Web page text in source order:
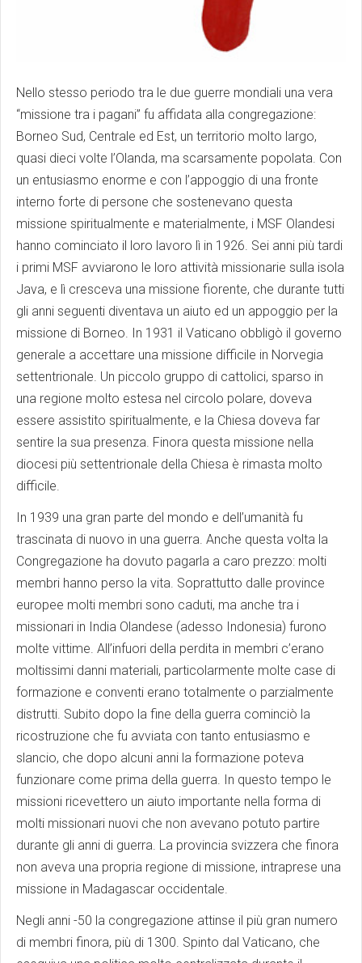
Nello stesso periodo tra le due guerre mondiali una vera
“missione tra i pagani” fu affidata alla congregazione:
Borneo Sud, Centrale ed Est, un territorio molto largo,
quasi dieci volte l’Olanda, ma scarsamente popolata. Con
un entusiasmo enorme e con l’appoggio di una fronte
interno forte di persone che sostenevano questa
missione spiritualmente e materialmente, i MSF Olandesi
hanno cominciato il loro lavoro lì in 1926. Sei anni più tardi
i primi MSF avviarono le loro attività missionarie sulla isola
Java, e lì cresceva una missione fiorente, che durante tutti
gli anni seguenti diventava un aiuto ed un appoggio per la
missione di Borneo. In 1931 il Vaticano obbligò il governo
generale a accettare una missione difficile in Norvegia
settentrionale. Un piccolo gruppo di cattolici, sparso in
una regione molto estesa nel circolo polare, doveva
essere assistito spiritualmente, e la Chiesa doveva far
sentire la sua presenza. Finora questa missione nella
diocesi più settentrionale della Chiesa è rimasta molto
difficile.
In 1939 una gran parte del mondo e dell’umanità fu
trascinata di nuovo in una guerra. Anche questa volta la
Congregazione ha dovuto pagarla a caro prezzo: molti
membri hanno perso la vita. Soprattutto dalle province
europee molti membri sono caduti, ma anche tra i
missionari in India Olandese (adesso Indonesia) furono
molte vittime. All’infuori della perdita in membri c’erano
moltissimi danni materiali, particolarmente molte case di
formazione e conventi erano totalmente o parzialmente
distrutti. Subito dopo la fine della guerra cominciò la
ricostruzione che fu avviata con tanto entusiasmo e
slancio, che dopo alcuni anni la formazione poteva
funzionare come prima della guerra. In questo tempo le
missioni ricevettero un aiuto importante nella forma di
molti missionari nuovi che non avevano potuto partire
durante gli anni di guerra. La provincia svizzera che finora
non aveva una propria regione di missione, intraprese una
missione in Madagascar occidentale.
Negli anni -50 la congregazione attinse il più gran numero
di membri finora, più di 1300. Spinto dal Vaticano, che